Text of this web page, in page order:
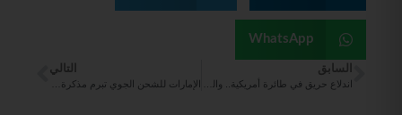
WhatsApp
السابق التالي